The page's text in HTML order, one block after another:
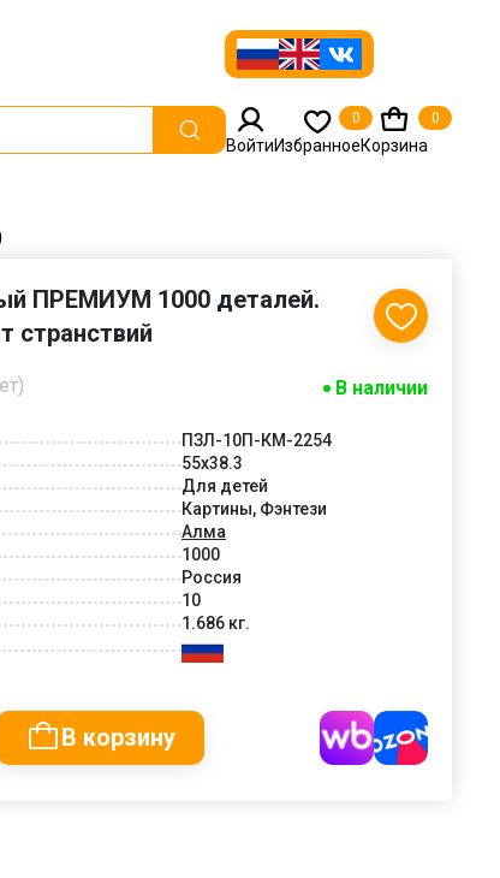
ВойтиИзбранное
0
Корзина
0
ПРЕМИУМ 1000 деталей.
странствий
В наличии
ПЗЛ-10П-КМ-2254
55х38.3
Для детей
Картины, Фэнтези
Алма
1000
Россия
10
1.686 кг.
В корзину